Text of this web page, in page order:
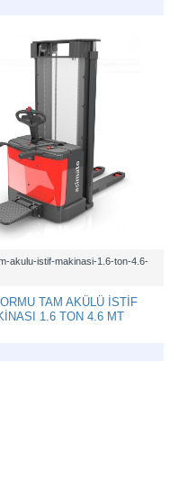
akulu-istif-makinasi-1.6-ton-4.6-
TAM AKÜLÜ İSTİF
1.6 TON 4.6 MT